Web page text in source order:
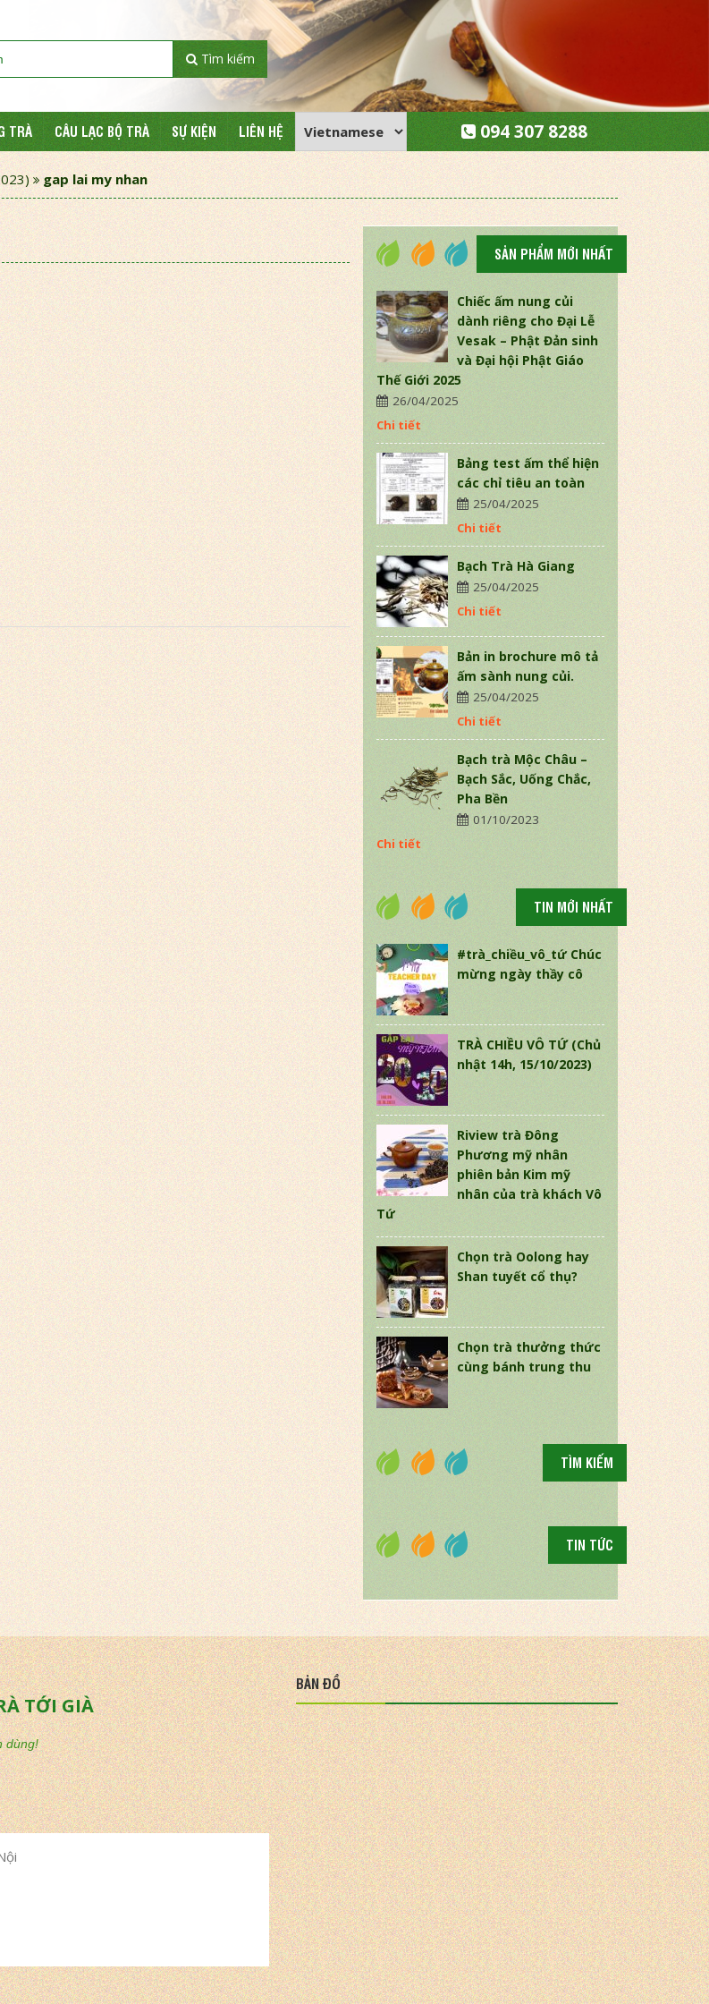
Tìm kiếm
TRÀ CÂU LẠC BỘ TRÀ SỰ KIỆN LIÊN HỆ 094 307 8288
gap lai my nhan
SẢN PHẨM MỚI NHẤT
Chiếc ấm nung củi
dành riêng cho Đại Lễ
Vesak – Phật Đản sinh
và Đại hội Phật Giáo
Thế Giới 2025
26/04/2025
Chi tiết
Bảng test ấm thể hiện
các chỉ tiêu an toàn
25/04/2025
Chi tiết
Bạch Trà Hà Giang
25/04/2025
Chi tiết
Bản in brochure mô tả
ấm sành nung củi.
25/04/2025
Chi tiết
Bạch trà Mộc Châu –
Bạch Sắc, Uống Chắc,
Pha Bền
01/10/2023
Chi tiết
TIN MỚI NHẤT
#trà_chiều_vô_tứ Chúc
mừng ngày thầy cô
TRÀ CHIỀU VÔ TỨ (Chủ
nhật 14h, 15/10/2023)
Riview trà Đông
Phương mỹ nhân
phiên bản Kim mỹ
nhân của trà khách Vô
Tứ
Chọn trà Oolong hay
Shan tuyết cổ thụ?
Chọn trà thưởng thức
cùng bánh trung thu
TÌM KIẾM
TIN TỨC
TỚI GIÀ
dùng!
BẢN ĐỒ